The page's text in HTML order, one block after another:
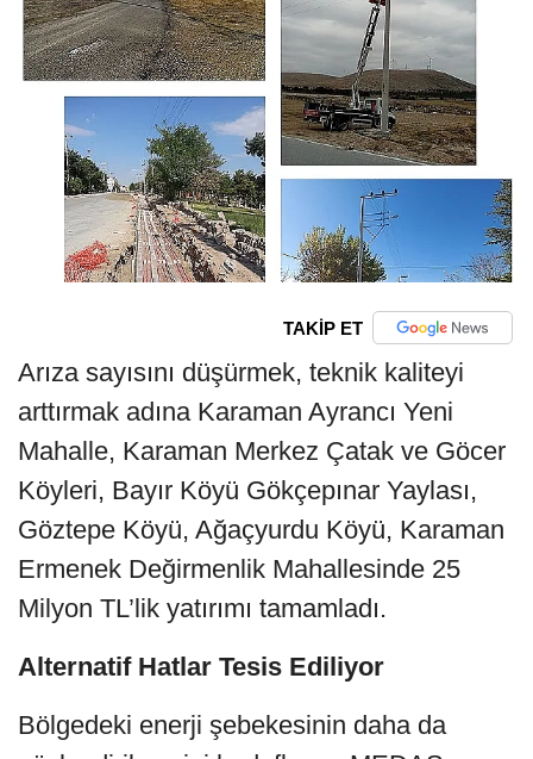
TAKİP ET
Arıza sayısını düşürmek, teknik kaliteyi
arttırmak adına Karaman Ayrancı Yeni
Mahalle, Karaman Merkez Çatak ve Göcer
Köyleri, Bayır Köyü Gökçepınar Yaylası,
Göztepe Köyü, Ağaçyurdu Köyü, Karaman
Ermenek Değirmenlik Mahallesinde 25
Milyon TL’lik yatırımı tamamladı.
Alternatif Hatlar Tesis Ediliyor
Bölgedeki enerji şebekesinin daha da